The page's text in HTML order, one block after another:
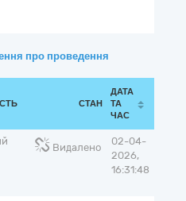
про проведення
СТАН
ДАТА
ТА
ЧАС
Видалено
02-04-
2026,
16:31:48